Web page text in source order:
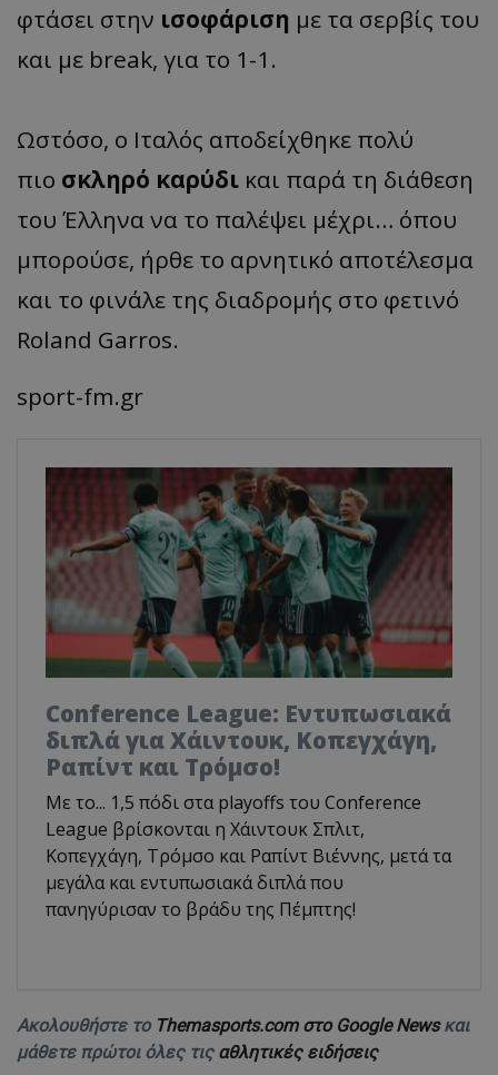
φτάσει στην ισοφάριση με τα σερβίς του
και με break, για το 1-1.
Ωστόσο, ο Ιταλός αποδείχθηκε πολύ
πιο σκληρό καρύδι και παρά τη διάθεση
του Έλληνα να το παλέψει μέχρι… όπου
μπορούσε, ήρθε το αρνητικό αποτέλεσμα
και το φινάλε της διαδρομής στο φετινό
Roland Garros.
sport-fm.gr
Conference League: Εντυπωσιακά
διπλά για Χάιντουκ, Κοπεγχάγη,
Ραπίντ και Τρόμσο!
Με το... 1,5 πόδι στα playoffs του Conference
League βρίσκονται η Χάιντουκ Σπλιτ,
Κοπεγχάγη, Τρόμσο και Ραπίντ Βιέννης, μετά τα
μεγάλα και εντυπωσιακά διπλά που
πανηγύρισαν το βράδυ της Πέμπτης!
Ακολουθήστε το Themasports.com στο Google Newsκαι
μάθετε πρώτοι όλες τις αθλητικές ειδήσεις